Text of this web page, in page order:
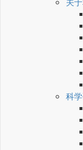
科